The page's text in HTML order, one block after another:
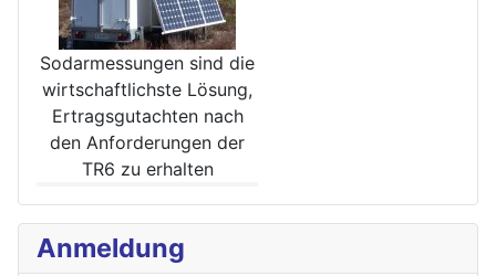
Sodarmessungen sind die
wirt­schaftlichste Lösung,
Ertrags­gutachten nach
den Anforde­rungen der
TR6 zu erhalten
Anmeldung